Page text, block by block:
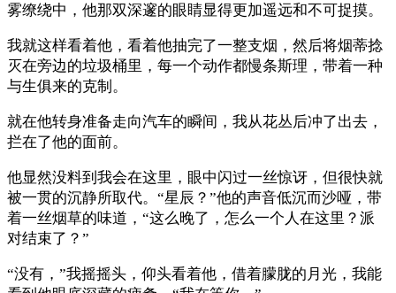
雾缭绕中，他那双深邃的眼睛显得更加遥远和不可捉摸。
我就这样看着他，看着他抽完了一整支烟，然后将烟蒂捻
灭在旁边的垃圾桶里，每一个动作都慢条斯理，带着一种
与生俱来的克制。
就在他转身准备走向汽车的瞬间，我从花丛后冲了出去，
拦在了他的面前。
他显然没料到我会在这里，眼中闪过一丝惊讶，但很快就
被一贯的沉静所取代。“星辰？”他的声音低沉而沙哑，带
着一丝烟草的味道，“这么晚了，怎么一个人在这里？派
对结束了？”
“没有，”我摇摇头，仰头看着他，借着朦胧的月光，我能